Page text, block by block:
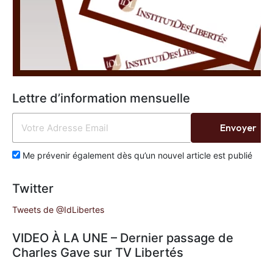
Lettre d’information mensuelle
Me prévenir également dès qu’un nouvel article est publié
Envoyer
Twitter
Tweets de @IdLibertes
VIDEO À LA UNE – Dernier passage de
Charles Gave sur TV Libertés